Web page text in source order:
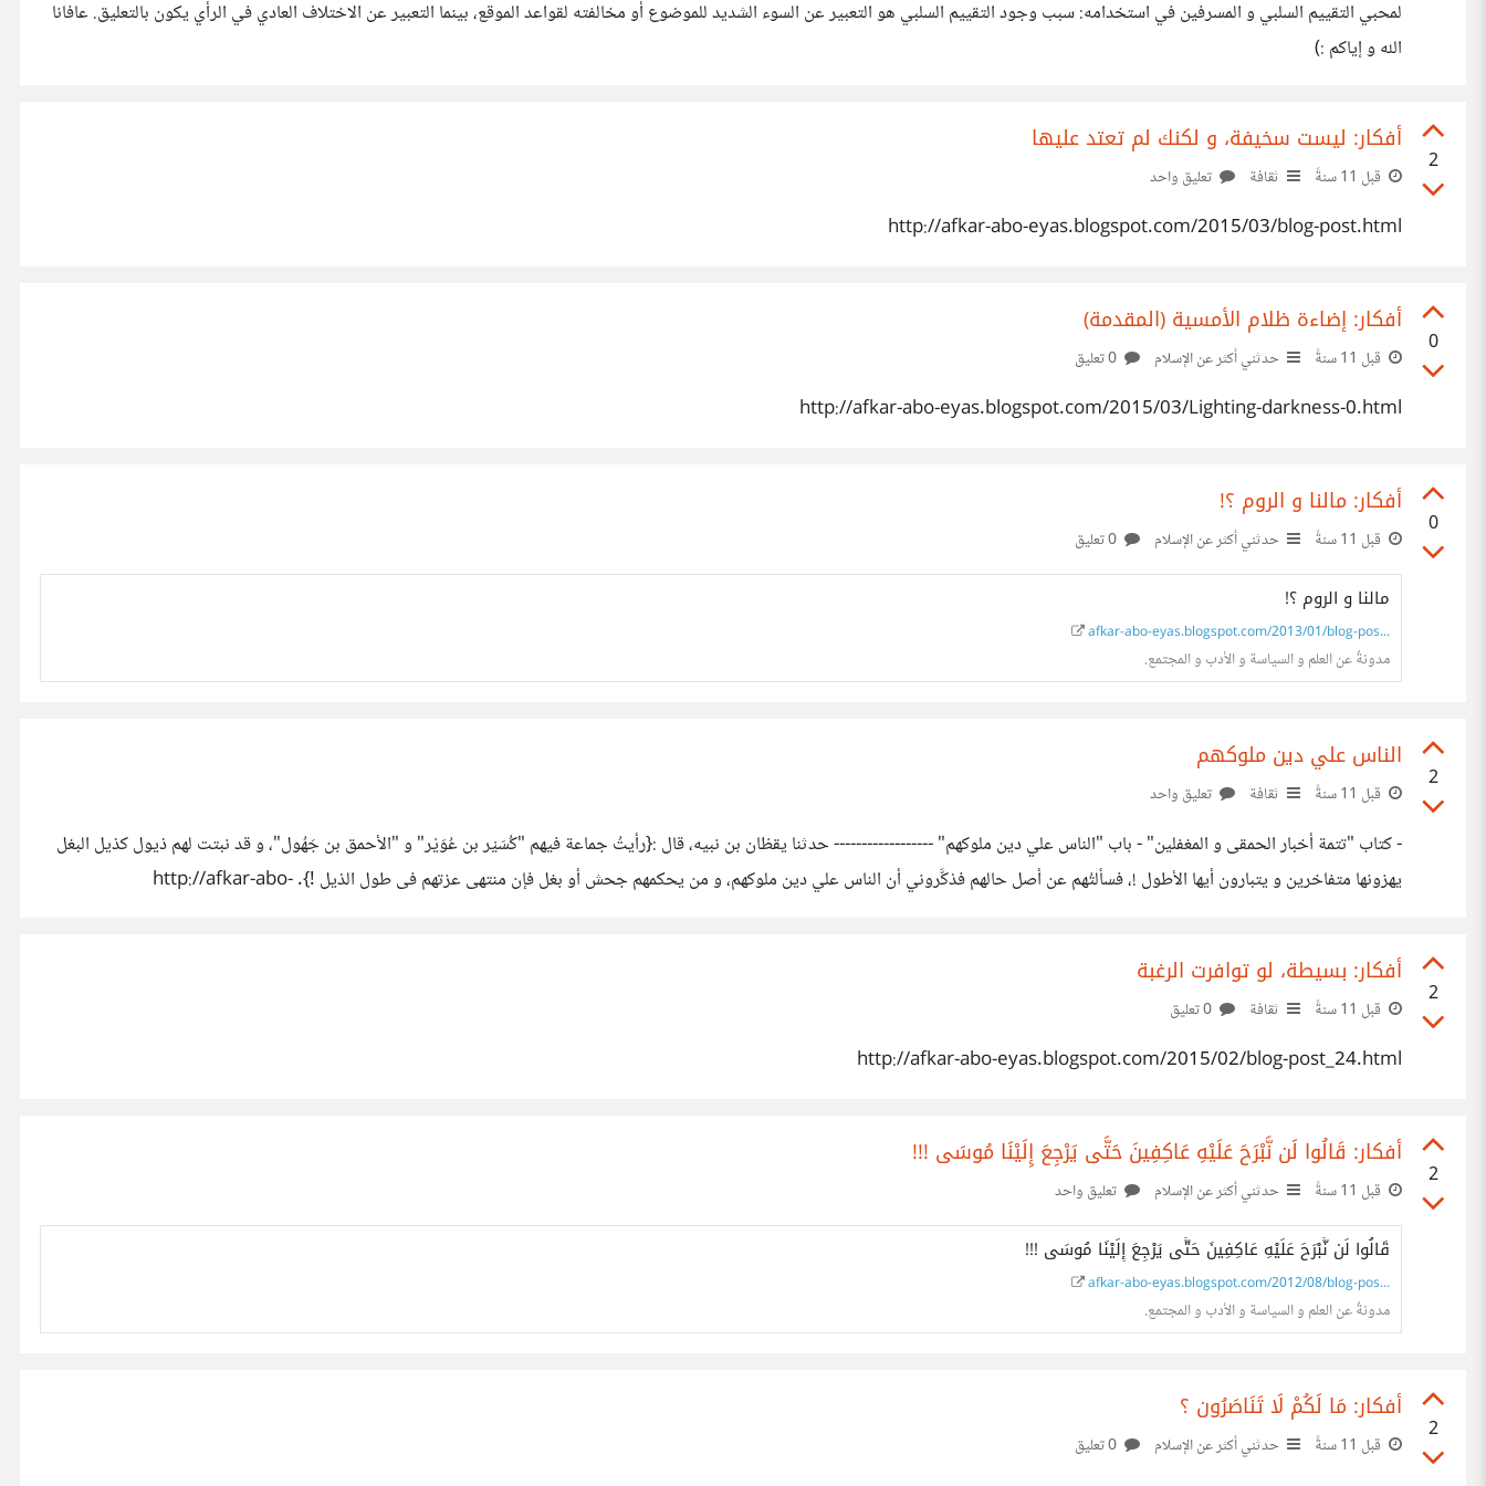
لمحبي التقييم السلبي و المسرفين في استخدامه: سبب وجود التقييم السلبي هو التعبير عن السوء الشديد للموضوع أو مخالفته لقواعد الموقع، بينما التعبير عن الاختلاف العادي في الرأي يكون بالتعليق. عافانا
الله و إياكم :)
2
أفكار: ليست سخيفة، و لكنك لم تعتد عليها
قبل 11 سنةً ثقافة تعليق واحد
http://afkar-abo-eyas.blogspot.com/2015/03/blog-post.html
0
أفكار: إضاءة ظلام الأمسية (المقدمة)
قبل 11 سنةً حدثني أكثر عن الإسلام
http://afkar-abo-eyas.blogspot.com/2015/03/Lighting-darkness-0.html
0
أفكار: مالنا و الروم ؟!
قبل 11 سنةً حدثني أكثر عن الإسلام
مالنا و الروم ؟!
afkar-abo-eyas.blogspot.com/2013/01/blog-pos...
مدونةٌ عن العلم و السياسة و الأدب و المجتمع.
2
الناس علي دين ملوكهم
قبل 11 سنةً ثقافة تعليق واحد
- كتاب "تتمة أخبار الحمقى و المغفلين" - باب "الناس علي دين ملوكهم" ------------------ حدثنا يقظان بن نبيه، قال :{رأيتُ جماعة فيهم "كُسَيْر بن عُوَيْر" و "الأحمق بن جَهُول"، و قد نبتت لهم ذيول كذيل البغل
يهزونها متفاخرين و يتبارون أيها الأطول !، فسألتُهم عن أصل حالهم فذكَّروني أن الناس علي دين ملوكهم، و من يحكمهم جحش أو بغل فإن منتهى عزتهم فى طول الذيل !}. http://afkar-abo-
2
أفكار: بسيطة، لو توافرت الرغبة
قبل 11 سنةً ثقافة
http://afkar-abo-eyas.blogspot.com/2015/02/blog-post_24.html
2
أفكار: قَالُوا لَن نَّبْرَحَ عَلَيْهِ عَاكِفِينَ حَتَّى يَرْجِعَ إِلَيْنَا مُوسَى !!!
قبل 11 سنةً حدثني أكثر عن الإسلام تعليق واحد
قَالُوا لَن نَّبْرَحَ عَلَيْهِ عَاكِفِينَ حَتَّى يَرْجِعَ إِلَيْنَا مُوسَى !!!
afkar-abo-eyas.blogspot.com/2012/08/blog-pos...
مدونةٌ عن العلم و السياسة و الأدب و المجتمع.
2
أفكار: مَا لَكُمْ لَا تَنَاصَرُون ؟
قبل 11 سنةً حدثني أكثر عن الإسلام